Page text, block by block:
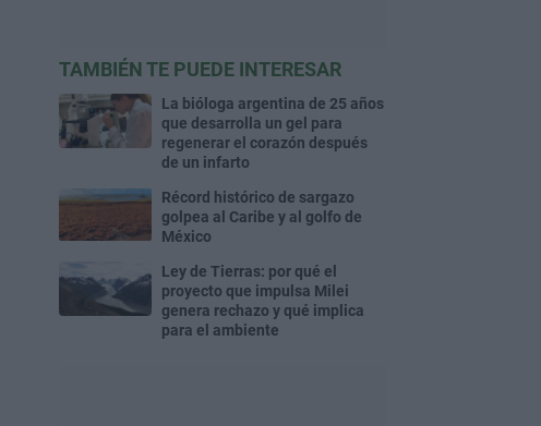
TAMBIÉN TE PUEDE INTERESAR
La bióloga argentina de 25 años
que desarrolla un gel para
regenerar el corazón después
de un infarto
Récord histórico de sargazo
golpea al Caribe y al golfo de
México
Ley de Tierras: por qué el
proyecto que impulsa Milei
genera rechazo y qué implica
para el ambiente